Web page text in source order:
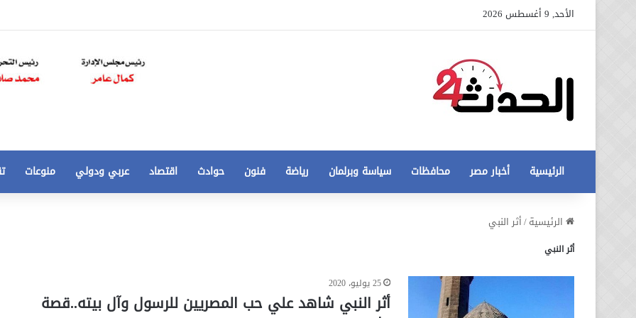
الأحد, 9 أغسطس 2026
الرئيسية أخبار مصر محافظات سياسة وبرلمان رياضة فنون حوادث اقتصاد عربي ودولي منوعات
الرئيسية/أثر النبي
أثر النبي
25 يوليو، 2020
أثر النبي شاهد ﻋﻠﻲ ﺣﺐ ﺍﻟﻤﺼﺮﻳﻴﻦ للرسول وآﻝ ﺑﻴﺘﻪ..قصة
أزمة
مخالفات
البناء
12 أغسطس، 2020
عاجل تطورات جديدة في أزمة مخالفات
الي
50
تخفيض سعر المتر من 250 الي 50 جنيها